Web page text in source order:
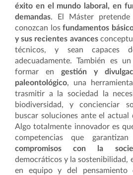
éxito en el mundo laboral, en
demandas. El Máster pretende
conozcan losfundamentos
y sus recientes avances
técnicos, y sean capaces
adecuadamente. También es
formar en gestión y
paleontológico, una
trasmitir a la sociedad la
biodiversidad, y concienciar
buscar soluciones ante el actual
Algo totalmente innovador es
competencias que
compromisos con la
democráticos y la sostenibilidad,
en equipo y del